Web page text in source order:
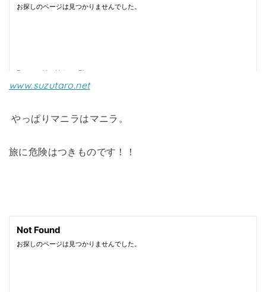
www.suzutaro.net
やっぱりマニラはマニラ。
旅に危険はつきものです！！